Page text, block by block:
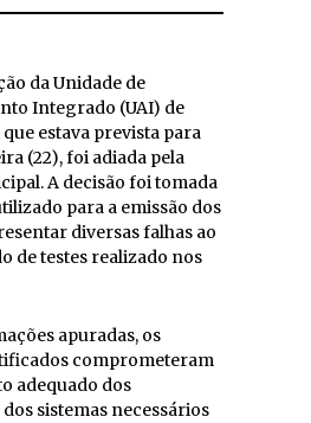
Integrado (UAI) de
estava prevista para
(22), foi adiada pela
A decisão foi tomada
para a emissão dos
diversas falhas ao
de testes realizado nos
apuradas, os
comprometeram
adequado dos
sistemas necessários